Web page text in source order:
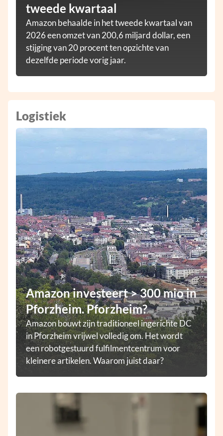
tweede kwartaal
Amazon behaalde in het tweede kwartaal van
2026 een omzet van 200,6 miljard dollar, een
stijging van 20 procent ten opzichte van
dezelfde periode vorig jaar.
Logistiek
Amazon investeert > 300 mio in
Pforzheim. Pforzheim?
Amazon bouwt zijn traditioneel ingerichte DC
in Pforzheim vrijwel volledig om. Het wordt
een robotgestuurd fulfilmentcentrum voor
kleinere artikelen. Waarom juist daar?